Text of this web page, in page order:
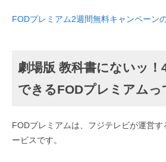
FODプレミアム2週間無料キャンペーン
劇場版 教科書にないッ！
できるFODプレミアムっ
FODプレミアムは、フジテレビが運営
ービスです。